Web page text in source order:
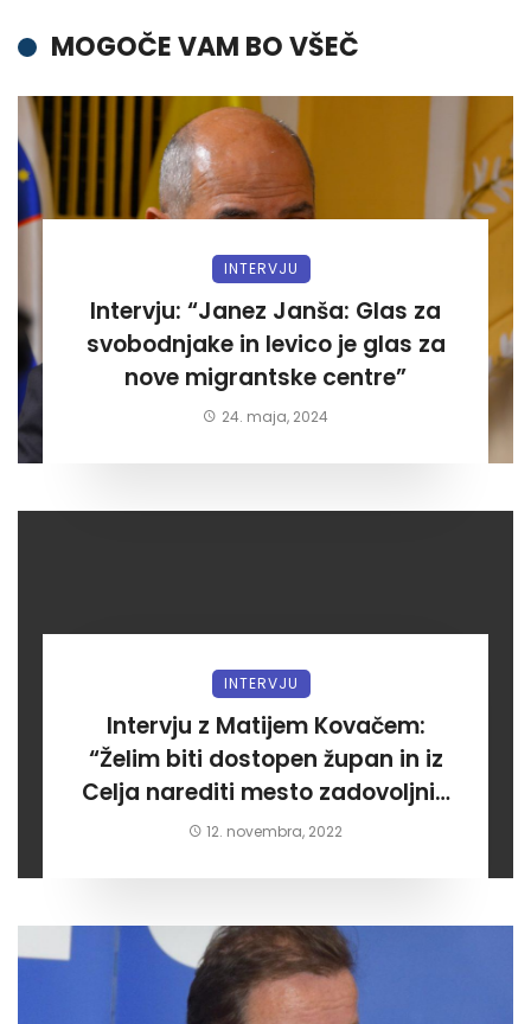
MOGOČE VAM BO VŠEČ
INTERVJU
Intervju: “Janez Janša: Glas za
svobodnjake in levico je glas za
nove migrantske centre”
24. maja, 2024
INTERVJU
Intervju z Matijem Kovačem:
“Želim biti dostopen župan in iz
Celja narediti mesto zadovoljnih
meščanov”
12. novembra, 2022